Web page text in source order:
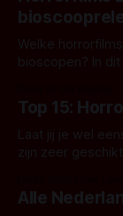
Welke
bioscopen? In
Top 15:
Laat jij je wel
zijn zeer
Alle